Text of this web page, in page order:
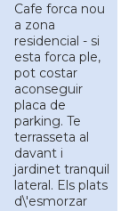
Cafe forca nou
a zona
residencial - si
esta forca ple,
pot costar
aconseguir
placa de
parking. Te
terrasseta al
davant i
jardinet tranquil
lateral. Els plats
d\'esmorzar